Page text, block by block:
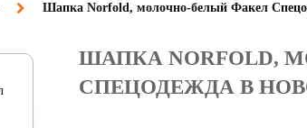
Шапка Norfold, молочно-белый Факел
ШАПКА NORFOLD,
СПЕЦОДЕЖДА В